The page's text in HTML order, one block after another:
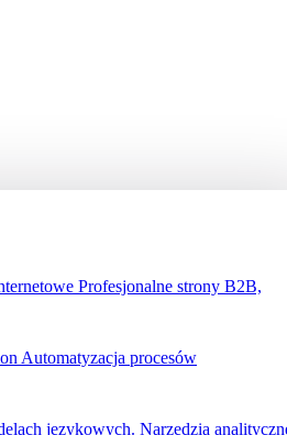
Profesjonalne strony B2B,
Automatyzacja procesów
językowych. Narzędzia